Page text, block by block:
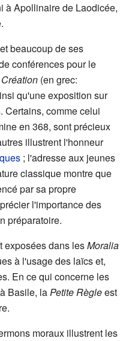
à Apollinaire de Laodicée,
beaucoup de ses
conférences pour le
(en grec:
qu'une exposition sur
Certains, comme celui
en 368, sont précieux
illustrent l'honneur
; l'adresse aux jeunes
classique montre que
par sa propre
l'importance des
préparatoire.
exposées dans lesMoralia
à l'usage des laïcs et,
En ce qui concerne les
Basile, laPetite Règleest
moraux illustrent les